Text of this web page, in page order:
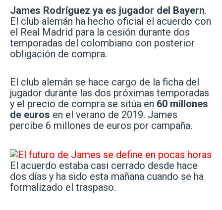
James Rodríguez ya es jugador del Bayern.
El club alemán ha hecho oficial el acuerdo con
el Real Madrid para la cesión durante dos
temporadas del colombiano con posterior
obligación de compra.
El club alemán se hace cargo de la ficha del
jugador durante las dos próximas temporadas
y el precio de compra se sitúa en 60 millones
de euros en el verano de 2019. James
percibe 6 millones de euros por campaña.
El acuerdo estaba casi cerrado desde hace
dos días y ha sido esta mañana cuando se ha
formalizado el traspaso.